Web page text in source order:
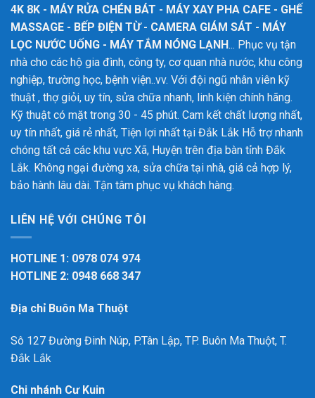
4K 8K - MÁY RỬA CHÉN BÁT - MÁY XAY PHA CAFE - GHẾ
MASSAGE - BẾP ĐIỆN TỪ - CAMERA GIÁM SÁT - MÁY
LỌC NƯỚC UỐNG - MÁY TẮM NÓNG LẠNH... Phục vụ tận
nhà cho các hộ gia đình, công ty, cơ quan nhà nước, khu công
nghiệp, trường học, bệnh viện..vv. Với đội ngũ nhân viên kỹ
thuật , thợ giỏi, uy tín, sửa chữa nhanh, linh kiện chính hãng.
Kỹ thuật có mặt trong 30 - 45 phút. Cam kết chất lượng nhất,
uy tín nhất, giá rẻ nhất, Tiện lợi nhất tại Đắk Lắk Hỗ trợ nhanh
chóng tất cả các khu vực Xã, Huyện trên địa bàn tỉnh Đắk
Lắk. Không ngại đường xa, sửa chữa tại nhà, giá cả hợp lý,
bảo hành lâu dài. Tận tâm phục vụ khách hàng.
LIÊN HỆ VỚI CHÚNG TÔI
HOTLINE 1: 0978 074 974
HOTLINE 2: 0948 668 347
Địa chỉ Buôn Ma Thuột
Sô 127 Đường Đinh Núp, P.Tân Lập, TP. Buôn Ma Thuột, T.
Đắk Lắk
Chi nhánh Cư Kuin